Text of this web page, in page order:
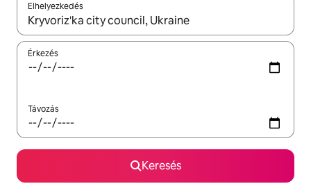
Elhelyezkedés
Az eredmények között a felfelé és a lefelé nyíllal
Érkezés
Távozás
Keresés